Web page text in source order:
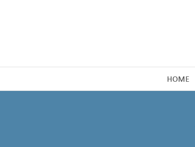
HOME